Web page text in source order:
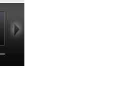
20130126 盘点
2012年度十大国